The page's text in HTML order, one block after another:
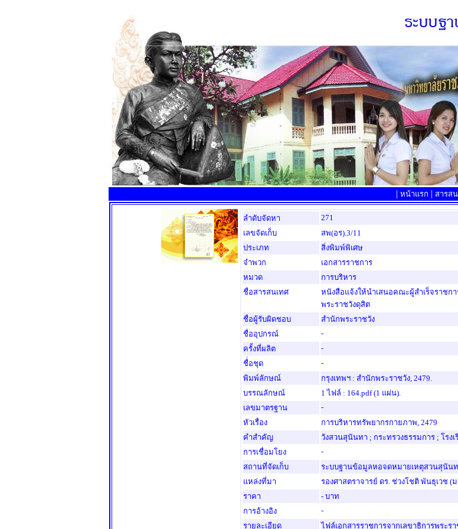
| หน้าแรก | สารส
ลำดับจัดหา
271
เลขจัดเก็บ
สพ(อร).3/11
ประเภท
สิ่งพิมพ์พิเศษ
จำพวก
เอกสารราชการ
หมวด
การบริหาร
ชื่อสารสนเทศ
หนังสือแจ้งให้นำเสนอคณะผู้สำเร็จราช
พระราชวังดุสิต
ชื่อผู้รับผิดชอบ
สำนักพระราชวัง
ชื่ออุปกรณ์
-
ครั้งที่ผลิต
-
ชื่่อชุด
-
พิมพ์ลักษณ์
กรุงเทพฯ : สำนักพระราชวัง, 2479.
บรรณลักษณ์
1 ไฟล์ : 164.pdf (1 แผ่น).
เลขมาตรฐาน
-
หัวเรื่อง
การบริหารทรัพยากรกายภาพ, 2479
คำสำคัญ
วังสวนสุนันทา ; กระทรวงธรรมการ ; โร
การเชื่อมโยง
-
สถานที่จัดเก็บ
ระบบฐานข้อมูลหอจดหมายเหตุสวนสุนันทา
แหล่งที่มา
รองศาสตราจารย์ ดร. ช่วงโชติ พันธุเวช (
ราคา
- บาท
การอ้างอิง
-
รายละเอียด
ไฟล์เอกสารราชการจากเลขาธิการพระร